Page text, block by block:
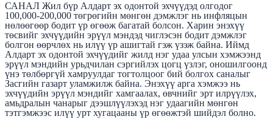
САНАЛ Жил бүр Алдарт эх одонтой эхчүүдэд олгодог
100,000-200,000 төгрөгийн мөнгөн дэмжлэг нь инфляцын
нөлөөгөөр бодит үр өгөөж багатай болсон. Харин энэхүү
төсвийг эхчүүдийн эрүүл мэндэд чиглэсэн бодит дэмжлэг
болгон өөрчлөх нь илүү үр ашигтай гэж үзэж байна. Иймд
Алдарт эх одонтой эхчүүдийг жилд нэг удаа улсын хэмжээнд
эрүүл мэндийн урьдчилан сэргийлэх цогц үзлэг, оношилгоонд
үнэ төлбөргүй хамруулдаг тогтолцоог бий болгох саналыг
Засгийн газарт уламжилж байна. Энэхүү арга хэмжээ нь
эхчүүдийн эрүүл мэндийг хамгаалах, өвчнийг эрт илрүүлэх,
амьдралын чанарыг дээшлүүлэхэд нэг удаагийн мөнгөн
тэтгэмжээс илүү урт хугацааны үр өгөөжтэй шийдэл болно.